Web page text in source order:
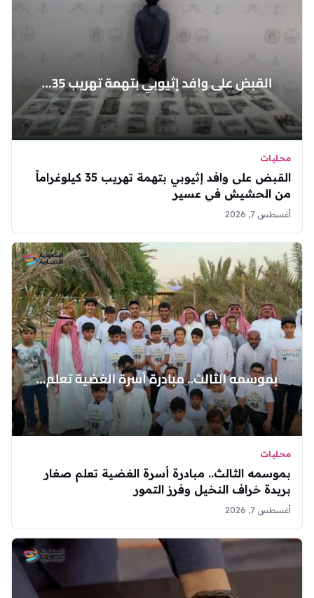
محليات
القبض على وافد إثيوبي بتهمة تهريب 35 كيلوغراماً
من الحشيش في عسير
أغسطس 7, 2026
محليات
بموسمه الثالث.. مبادرة أسرة الغضية تعلم صغار
بريدة خراف النخيل وفرز التمور
أغسطس 7, 2026